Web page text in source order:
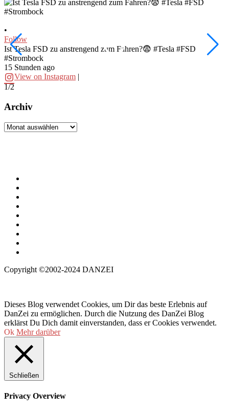
•
Follow
Ist Tesla FSD zu anstrengend zum Fahren?😨 #Tesla #FSD
#Strombock
15 Stunden ago
View on Instagram |
1/2
Archiv
Archiv
Copyright ©2002-2024 DANZEI
Dieses Blog verwendet Cookies, um Dir das beste Erlebnis auf
DanZei zu ermöglichen. Durch die Nutzung des DanZei Blog
erklärst Du Dich damit einverstanden, dass er Cookies verwendet.
Ok Mehr darüber
Schließen
Privacy Overview